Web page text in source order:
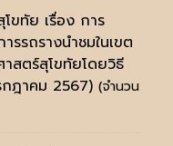
ขทัย เรื่อง การ
รรถรางนำชมในเขต
สตร์สุโขทัยโดยวิธี
ฎาคม 2567) (จำนวน